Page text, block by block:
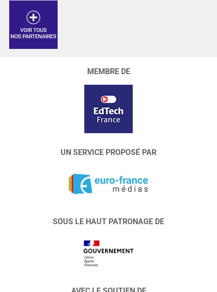
MEMBRE DE
UN SERVICE PROPOSÉ PAR
SOUS LE HAUT PATRONAGE DE